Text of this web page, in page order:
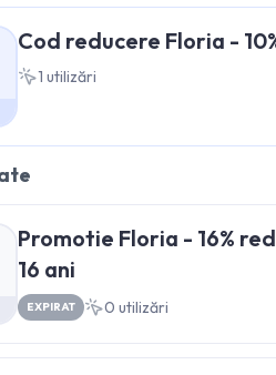
Cod reducere Floria -
1 utilizări
Promotie Floria - 16%
16 ani
EXPIRAT 0 utilizări